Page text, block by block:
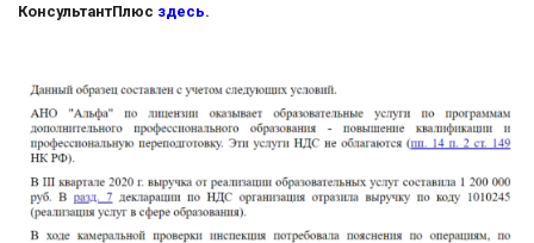
КонсультантПлюс здесь.